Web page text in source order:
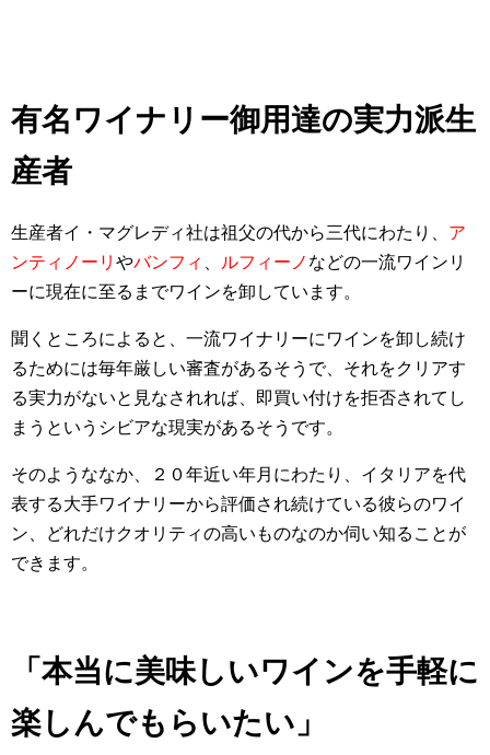
有名ワイナリー御用達の実力派生
産者
生産者イ・マグレディ社は祖父の代から三代にわたり、 ア
ンティノーリ やバンフィ ルフィーノ などの一流ワインリ
ーに現在に至るまでワインを卸しています。
聞くところによると、一流ワイナリーにワインを卸し続け
るためには毎年厳しい審査があるそうで、それをクリアす
る実力がないと見なされれば、即買い付けを拒否されてし
まうというシビアな現実があるそうです。
そのようななか、２０年近い年月にわたり、イタリアを代
表する大手ワイナリーから評価され続けている彼らのワイ
ン、どれだけクオリティの高いものなのか伺い知ることが
できます。
「本当に美味しいワインを手軽に
楽しんでもらいたい」